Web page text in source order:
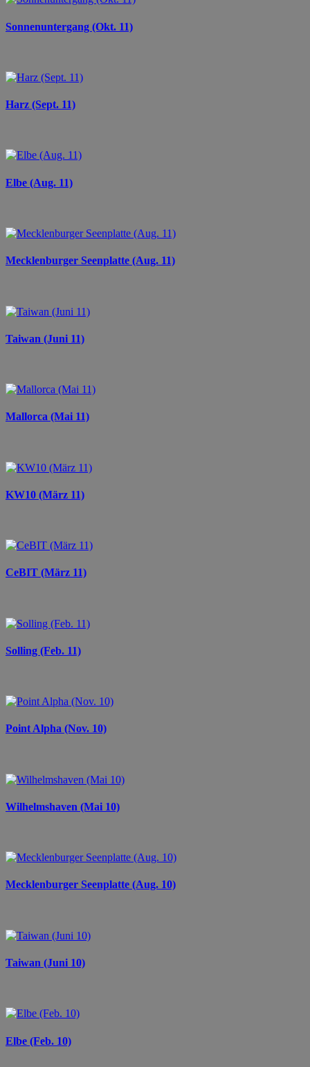
Sonnenuntergang (Okt. 11)
Harz (Sept. 11)
Elbe (Aug. 11)
Mecklenburger Seenplatte (Aug. 11)
Taiwan (Juni 11)
Mallorca (Mai 11)
KW10 (März 11)
CeBIT (März 11)
Solling (Feb. 11)
Point Alpha (Nov. 10)
Wilhelmshaven (Mai 10)
Mecklenburger Seenplatte (Aug. 10)
Taiwan (Juni 10)
Elbe (Feb. 10)